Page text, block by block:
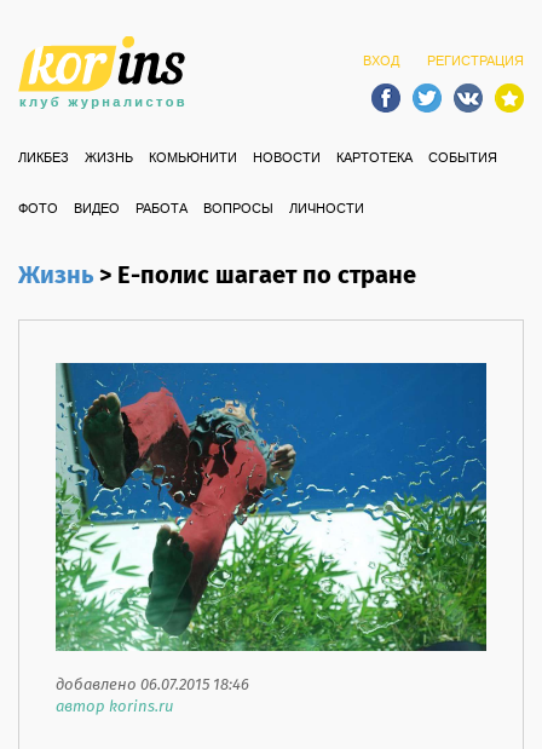
ВХОД РЕГИСТРАЦИЯ
ЛИКБЕЗ ЖИЗНЬ КОМЬЮНИТИ НОВОСТИ КАРТОТЕКА СОБЫТИЯ
ФОТО ВИДЕО РАБОТА ВОПРОСЫ ЛИЧНОСТИ
Жизнь>Е-полис шагает по стране
добавлено 06.07.2015 18:46
автор korins.ru